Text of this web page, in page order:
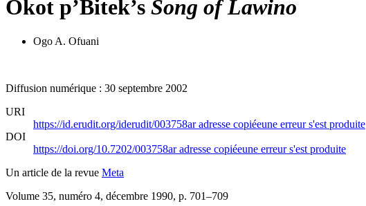
Okot p’Bitek’s Song of Lawino
Ogo A. Ofuani
Diffusion numérique : 30 septembre 2002
URI
https://id.erudit.org/iderudit/003758aradresse copiéeune erreur s'est produite
DOI
https://doi.org/10.7202/003758aradresse copiéeune erreur s'est produite
Un article de la revue Meta
Volume 35, numéro 4, décembre 1990, p. 701–709